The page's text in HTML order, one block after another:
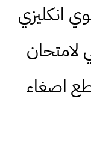
انكليزي
لامتحان
اصغاء